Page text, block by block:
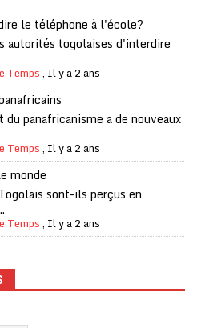
le téléphone à l'école?
autorités togolaises d'interdire
Temps, Il y a 2 ans
du panafricanisme a de nouveaux
Temps, Il y a 2 ans
monde
sont-ils perçus en
Temps, Il y a 2 ans